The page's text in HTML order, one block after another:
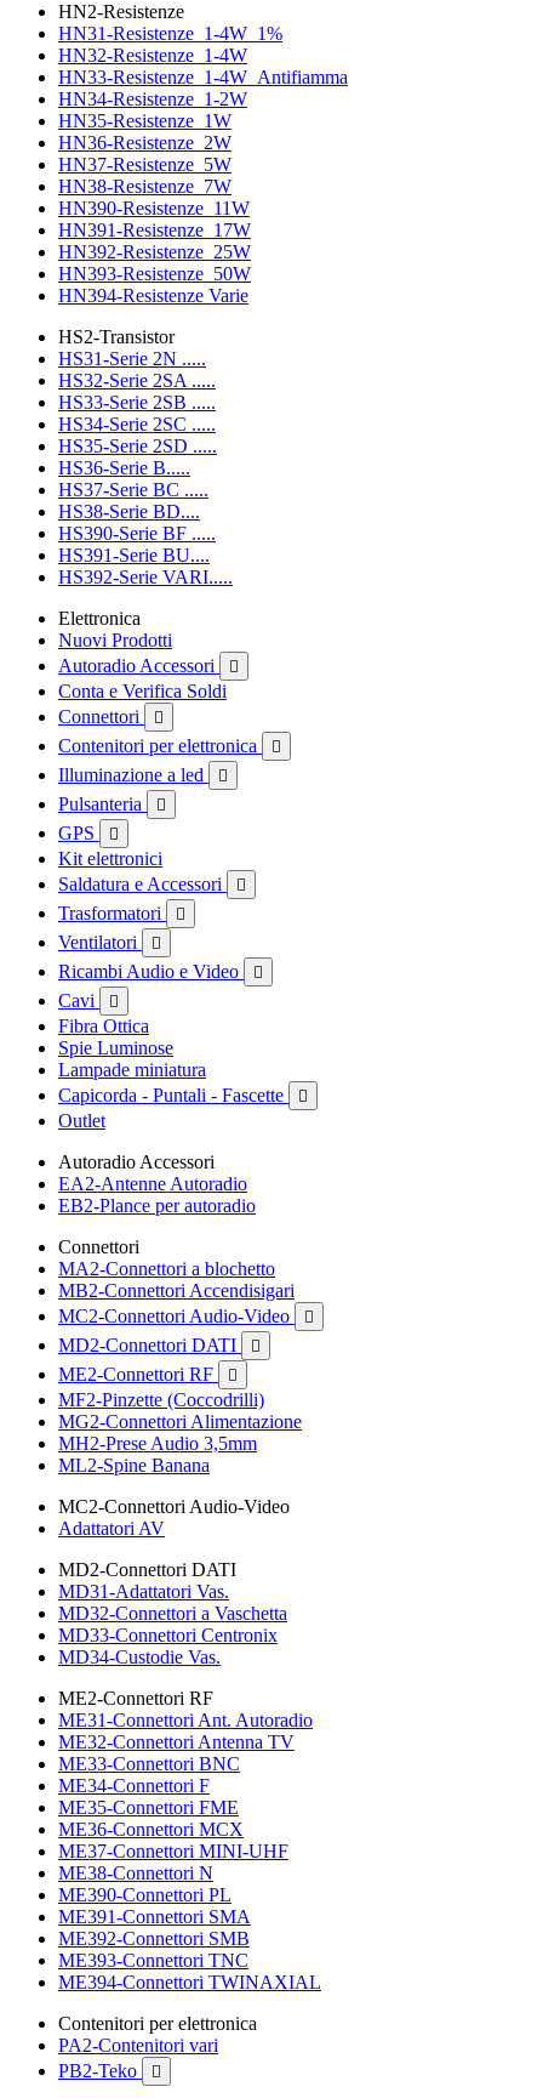
HN2-Resistenze
HN31-Resistenze_1-4W_1%
HN32-Resistenze_1-4W
HN33-Resistenze_1-4W_Antifiamma
HN34-Resistenze_1-2W
HN35-Resistenze_1W
HN36-Resistenze_2W
HN37-Resistenze_5W
HN38-Resistenze_7W
HN390-Resistenze_11W
HN391-Resistenze_17W
HN392-Resistenze_25W
HN393-Resistenze_50W
HN394-Resistenze Varie
HS2-Transistor
HS31-Serie 2N .....
HS32-Serie 2SA .....
HS33-Serie 2SB .....
HS34-Serie 2SC .....
HS35-Serie 2SD .....
HS36-Serie B.....
HS37-Serie BC .....
HS38-Serie BD....
HS390-Serie BF .....
HS391-Serie BU....
HS392-Serie VARI.....
Elettronica
Nuovi Prodotti
Autoradio Accessori

Conta e Verifica Soldi
Connettori

Contenitori per elettronica 
Illuminazione a led 
Pulsanteria 
GPS 
Kit elettronici
Saldatura e Accessori

Trasformatori 
Ventilatori 
Ricambi Audio e Video 
Cavi 
Fibra Ottica
Spie Luminose
Lampade miniatura
Capicorda - Puntali - Fascette

Outlet
Autoradio Accessori
EA2-Antenne Autoradio
EB2-Plance per autoradio
Connettori
MA2-Connettori a blochetto
MB2-Connettori Accendisigari
MC2-Connettori Audio-Video

MD2-Connettori DATI 
ME2-Connettori RF 
MF2-Pinzette (Coccodrilli)
MG2-Connettori Alimentazione
MH2-Prese Audio 3,5mm
ML2-Spine Banana
MC2-Connettori Audio-Video
Adattatori AV
MD2-Connettori DATI
MD31-Adattatori Vas.
MD32-Connettori a Vaschetta
MD33-Connettori Centronix
MD34-Custodie Vas.
ME2-Connettori RF
ME31-Connettori Ant. Autoradio
ME32-Connettori Antenna TV
ME33-Connettori BNC
ME34-Connettori F
ME35-Connettori FME
ME36-Connettori MCX
ME37-Connettori MINI-UHF
ME38-Connettori N
ME390-Connettori PL
ME391-Connettori SMA
ME392-Connettori SMB
ME393-Connettori TNC
ME394-Connettori TWINAXIAL
Contenitori per elettronica
PA2-Contenitori vari
PB2-Teko
